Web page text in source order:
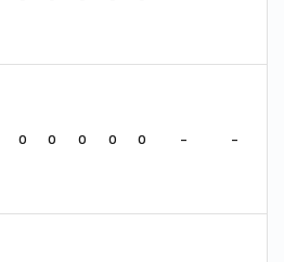
0 0 0 0 0 - -